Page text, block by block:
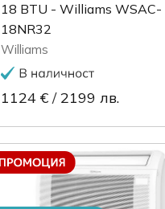
18 BTU - Williams WSAC-
18NR32
Williams
1124 € /2199 лв.